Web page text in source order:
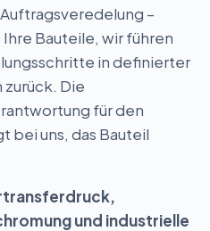
–
Bauteile, wir führen
in definierter
Die
für den
bei uns, das Bauteil
und industrielle